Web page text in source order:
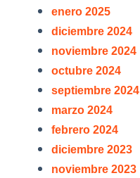
enero 2025
diciembre 2024
noviembre 2024
octubre 2024
septiembre 2024
marzo 2024
febrero 2024
diciembre 2023
noviembre 2023